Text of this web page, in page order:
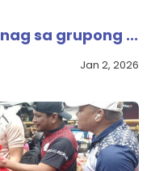
sa grupong ...
Jan 2, 2026